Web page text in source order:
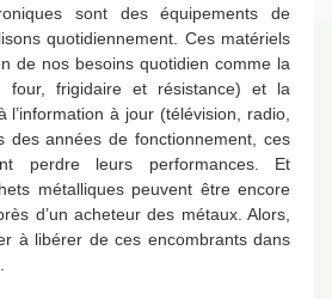
sont des équipements de
quotidiennement. Ces matériels
de nos besoins quotidien comme la
four, frigidaire et résistance) et la
l’information à jour (télévision, radio,
des années de fonctionnement, ces
perdre leurs performances. Et
métalliques peuvent être encore
d’un acheteur des métaux. Alors,
à libérer de ces encombrants dans